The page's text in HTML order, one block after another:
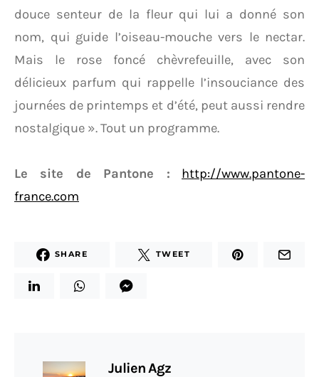
douce senteur de la fleur qui lui a donné son
nom, qui guide l’oiseau-mouche vers le nectar.
Mais le rose foncé chèvrefeuille, avec son
délicieux parfum qui rappelle l’insouciance des
journées de printemps et d’été, peut aussi rendre
nostalgique ». Tout un programme.
Le site de Pantone :
http://www.pantone-
france.com
SHARE TWEET
Julien Agz